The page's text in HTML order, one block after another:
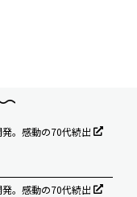
。感動の70代続出
。感動の70代続出